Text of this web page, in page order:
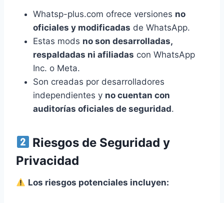
Whatsp-plus.com ofrece versiones no
oficiales y modificadas de WhatsApp.
Estas mods no son desarrolladas,
respaldadas ni afiliadas con WhatsApp
Inc. o Meta.
Son creadas por desarrolladores
independientes y no cuentan con
auditorías oficiales de seguridad.
Riesgos de Seguridad y
Privacidad
Los riesgos potenciales incluyen: